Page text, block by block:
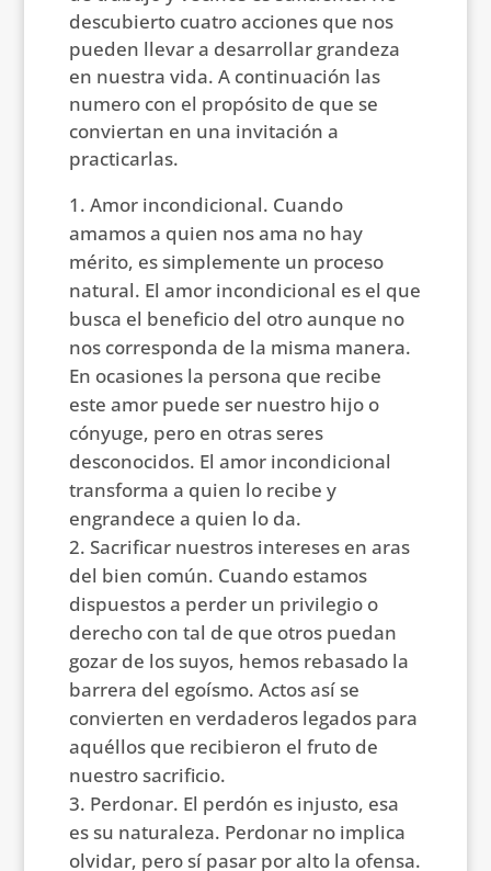
descubierto cuatro acciones que nos
pueden llevar a desarrollar grandeza
en nuestra vida. A continuación las
numero con el propósito de que se
conviertan en una invitación a
practicarlas.
Amor incondicional. Cuando
amamos a quien nos ama no hay
mérito, es simplemente un proceso
natural. El amor incondicional es el que
busca el beneficio del otro aunque no
nos corresponda de la misma manera.
En ocasiones la persona que recibe
este amor puede ser nuestro hijo o
cónyuge, pero en otras seres
desconocidos. El amor incondicional
transforma a quien lo recibe y
engrandece a quien lo da.
Sacrificar nuestros intereses en aras
del bien común. Cuando estamos
dispuestos a perder un privilegio o
derecho con tal de que otros puedan
gozar de los suyos, hemos rebasado la
barrera del egoísmo. Actos así se
convierten en verdaderos legados para
aquéllos que recibieron el fruto de
nuestro sacrificio.
Perdonar. El perdón es injusto, esa
es su naturaleza. Perdonar no implica
olvidar, pero sí pasar por alto la ofensa.